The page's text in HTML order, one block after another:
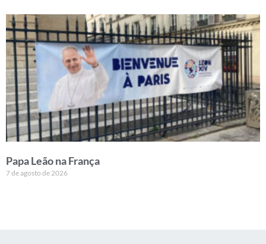
Papa Leão na França
7 de agosto de 2026